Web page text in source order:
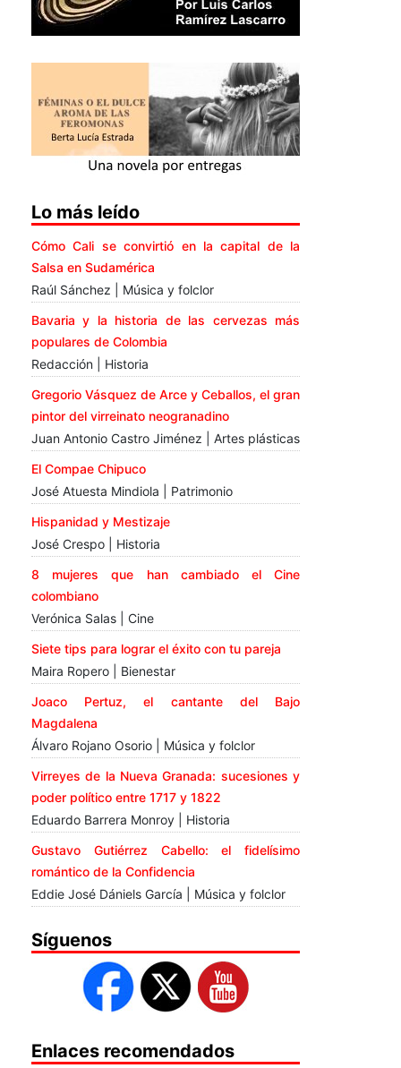
Lo más leído
Cómo Cali se convirtió en la capital de la
Salsa en Sudamérica
Raúl Sánchez | Música y folclor
Bavaria y la historia de las cervezas más
populares de Colombia
Redacción | Historia
Gregorio Vásquez de Arce y Ceballos, el gran
pintor del virreinato neogranadino
Juan Antonio Castro Jiménez | Artes plásticas
El Compae Chipuco
José Atuesta Mindiola | Patrimonio
Hispanidad y Mestizaje
José Crespo | Historia
8 mujeres que han cambiado el Cine
colombiano
Verónica Salas | Cine
Siete tips para lograr el éxito con tu pareja
Maira Ropero | Bienestar
Joaco Pertuz, el cantante del Bajo
Magdalena
Álvaro Rojano Osorio | Música y folclor
Virreyes de la Nueva Granada: sucesiones y
poder político entre 1717 y 1822
Eduardo Barrera Monroy | Historia
Gustavo Gutiérrez Cabello: el fidelísimo
romántico de la Confidencia
Eddie José Dániels García | Música y folclor
Síguenos
Enlaces recomendados